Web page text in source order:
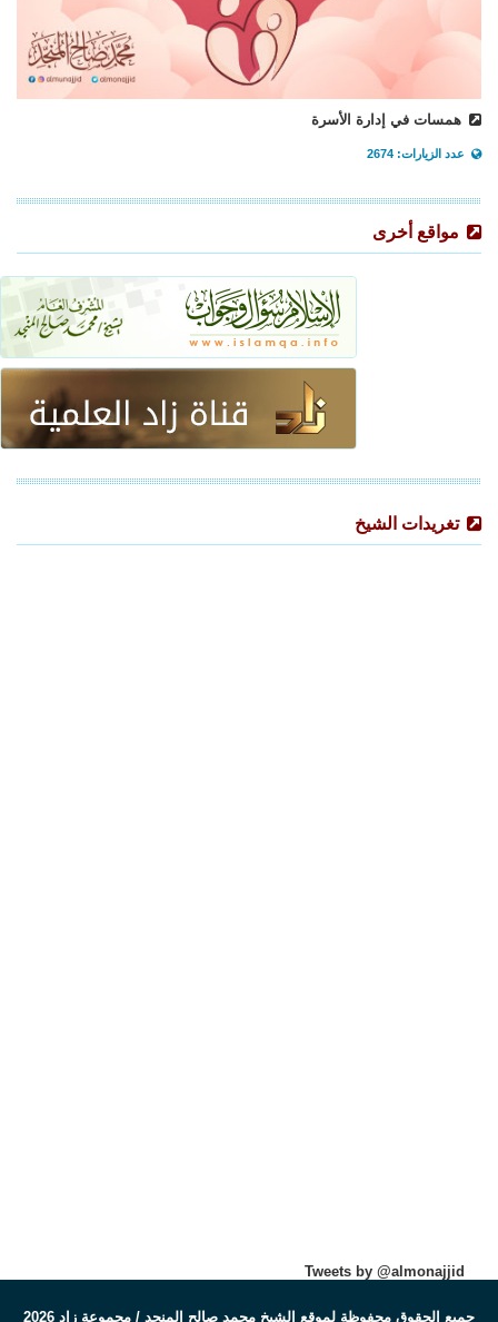
همسات في إدارة الأسرة
عدد الزيارات: 2674
مواقع أخرى
تغريدات الشيخ
Tweets by @almonajjid
جميع الحقوق محفوظة لموقع الشيخ محمد صالح المنجد / مجموعة زاد 2026